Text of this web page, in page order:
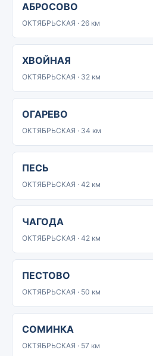
АБРОСОВО
ОКТЯБРЬСКАЯ · 26 км
ХВОЙНАЯ
ОКТЯБРЬСКАЯ · 32 км
ОГАРЕВО
ОКТЯБРЬСКАЯ · 34 км
ПЕСЬ
ОКТЯБРЬСКАЯ · 42 км
ЧАГОДА
ОКТЯБРЬСКАЯ · 42 км
ПЕСТОВО
ОКТЯБРЬСКАЯ · 50 км
СОМИНКА
ОКТЯБРЬСКАЯ · 57 км